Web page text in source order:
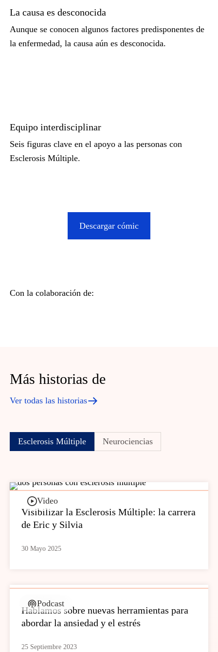
La causa es desconocida
Aunque se conocen algunos factores predisponentes de
la enfermedad, la causa aún es desconocida.
Equipo interdisciplinar
Seis figuras clave en el apoyo a las personas con
Esclerosis Múltiple.
Descargar cómic
Con la colaboración de:
Más historias de
Ver todas las historias
Esclerosis Múltiple Neurociencias
Video
Visibilizar la Esclerosis Múltiple: la carrera
de Eric y Silvia
30 Mayo 2025
Podcast
Hablamos sobre nuevas herramientas para
abordar la ansiedad y el estrés
25 Septiembre 2023